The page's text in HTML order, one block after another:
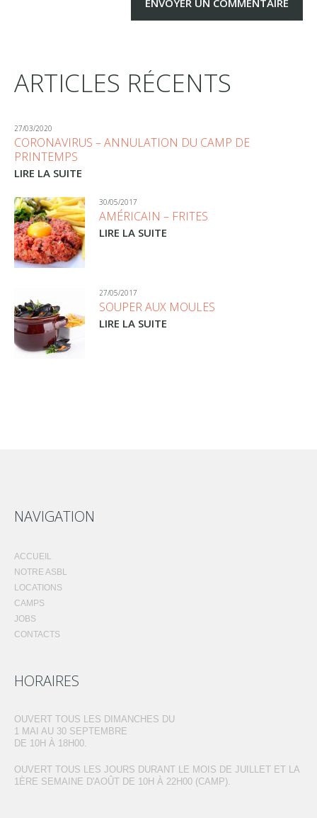
ARTICLES RÉCENTS
27/03/2020
CORONAVIRUS – ANNULATION DU CAMP DE
PRINTEMPS
LIRE LA SUITE
30/05/2017
AMÉRICAIN – FRITES
LIRE LA SUITE
27/05/2017
SOUPER AUX MOULES
LIRE LA SUITE
NAVIGATION
ACCUEIL
NOTRE ASBL
LOCATIONS
CAMPS
JOBS
CONTACTS
HORAIRES
OUVERT TOUS LES DIMANCHES DU
1 MAI AU 30 SEPTEMBRE
DE 10H À 18H00.
OUVERT TOUS LES JOURS DURANT LE MOIS DE JUILLET ET LA
1ÈRE SEMAINE D'AOÛT DE 10H À 22H00 (CAMP).